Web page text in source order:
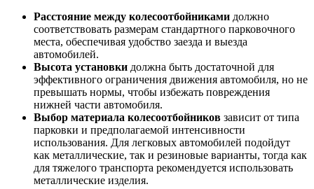
Расстояние между колесоотбойниками должно
соответствовать размерам стандартного парковочного
места, обеспечивая удобство заезда и выезда
автомобилей.
Высота установки должна быть достаточной для
эффективного ограничения движения автомобиля, но не
превышать нормы, чтобы избежать повреждения
нижней части автомобиля.
Выбор материала колесоотбойников зависит от типа
парковки и предполагаемой интенсивности
использования. Для легковых автомобилей подойдут
как металлические, так и резиновые варианты, тогда как
для тяжелого транспорта рекомендуется использовать
металлические изделия.